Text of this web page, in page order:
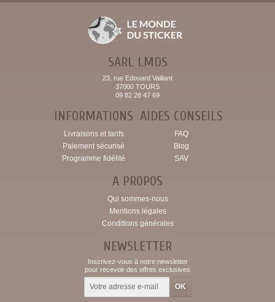
SARL LMDS
23, rue Edouard Vaillant
37000 TOURS
09 82 28 47 69
INFORMATIONS
Livraisons et tarifs
Paiement sécurisé
Programme fidélité
AIDES CONSEILS
FAQ
Blog
SAV
A PROPOS
Qui sommes-nous
Mentions légales
Conditions générales
NEWSLETTER
Inscrivez-vous à notre newsletter
pour recevoir des offres exclusives